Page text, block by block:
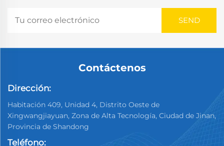
Contáctenos
Dirección:
Habitación 409, Unidad 4, Distrito Oeste de
Xingwangjiayuan, Zona de Alta Tecnología, Ciudad de Jinan,
Provincia de Shandong
Teléfono: